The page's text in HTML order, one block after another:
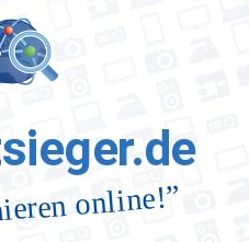
online!”